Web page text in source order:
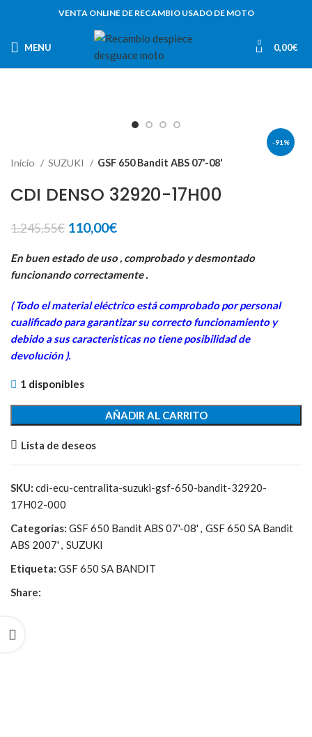
VENTA ONLINE DE RECAMBIO USADO DE MOTO
MENU 0 0,00€
-91%
Inicio SUZUKI GSF 650 Bandit ABS 07'-08'
CDI DENSO 32920-17H00
1.245,55€ El
original
era:
110,00€El
actual
es:
En buen estado de uso , comprobado y desmontado
funcionando correctamente .
( Todo el material eléctrico está comprobado por personal
cualificado para garantizar su correcto funcionamiento y
debido a sus caracteristicas no tiene posibilidad de
devolución ).
1 disponibles
AÑADIR AL CARRITO
Lista de deseos
SKU: cdi-ecu-centralita-suzuki-gsf-650-bandit-32920-
17H02-000
Categorías: GSF 650 Bandit ABS 07'-08' , GSF 650 SA Bandit
ABS 2007' , SUZUKI
Etiqueta: GSF 650 SA BANDIT
Share: